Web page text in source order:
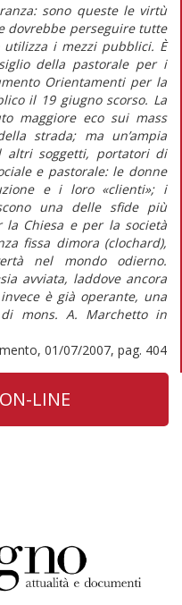
sono queste le virtù
dovrebbe perseguire tutte
i mezzi pubblici. È
della pastorale per i
Orientamenti per la
il 19 giugno scorso. La
maggiore eco sui mass
strada; ma un’ampia
altri soggetti, portatori di
e pastorale: le donne
e i loro «clienti»; i
una delle sfide più
Chiesa e per la società
fissa dimora (clochard),
nel mondo odierno.
avviata, laddove ancora
è già operante, una
di mons. A. Marchetto in
01/07/2007, pag. 404
LINE